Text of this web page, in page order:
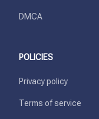
DMCA
POLICIES
Privacy policy
Terms of service